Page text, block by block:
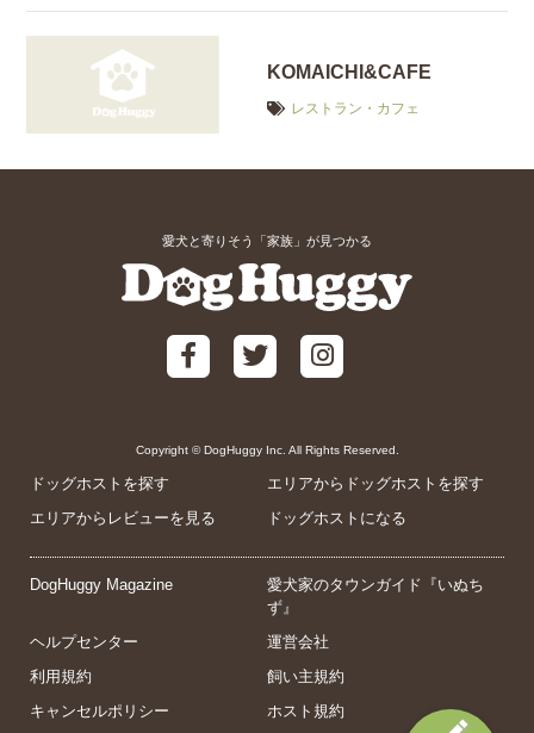
KOMAICHI&CAFE
レストラン・カフェ
愛犬と寄りそう「家族」が見つかる
Copyright © DogHuggy Inc. All Rights Reserved.
ドッグホストを探す
エリアからドッグホストを探す
エリアからレビューを見る
ドッグホストになる
DogHuggy Magazine
愛犬家のタウンガイド『いぬち
ず』
ヘルプセンター
運営会社
利用規約
飼い主規約
キャンセルポリシー
ホスト規約